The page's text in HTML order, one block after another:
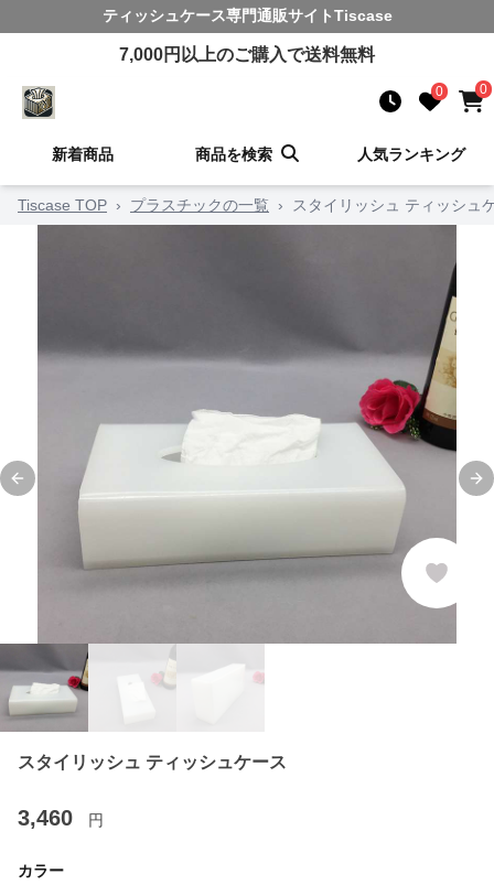
ティッシュケース専門通販サイトTiscase
7,000円以上のご購入で送料無料
0 0
新着商品 商品を検索 人気ランキング
Tiscase TOP › プラスチックの一覧 › スタイリッシュ ティッシュ
Previous slide
スタイリッシュ ティッシュケース
3,460 円
カラー